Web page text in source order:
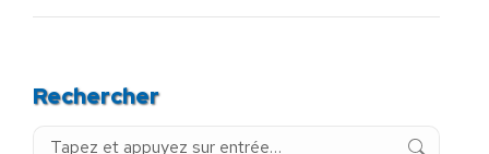
Rechercher
Recherche